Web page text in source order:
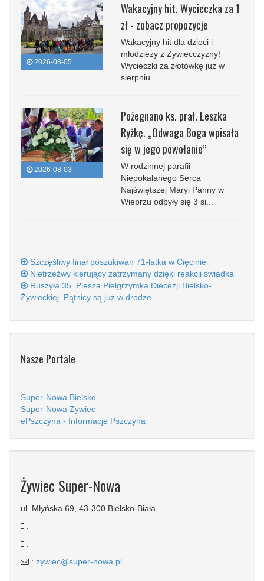
2026-08-05
Wakacyjny hit. Wycieczka za 1
zł - zobacz propozycje
Wakacyjny hit dla dzieci i
młodzieży z Żywiecczyzny!
Wycieczki za złotówkę już w
sierpniu
2026-08-03
Pożegnano ks. prał. Leszka
Ryżkę. „Odwaga Boga wpisała
się w jego powołanie”
W rodzinnej parafii
Niepokalanego Serca
Najświętszej Maryi Panny w
Wieprzu odbyły się 3 si...
Szczęśliwy finał poszukiwań 71-latka w Cięcinie
Nietrzeźwy kierujący zatrzymany dzięki reakcji świadka
Ruszyła 35. Piesza Pielgrzymka Diecezji Bielsko-
Żywieckiej. Pątnicy są już w drodze
Nasze Portale
Super-Nowa Bielsko
Super-Nowa Żywiec
ePszczyna - Informacje Pszczyna
Żywiec Super-Nowa
ul. Młyńska 69, 43-300 Bielsko-Biała
:
:
: zywiec@super-nowa.pl